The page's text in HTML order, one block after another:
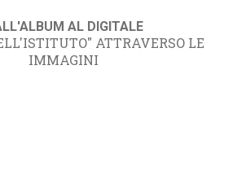
AL DIGITALE
ATTRAVERSO LE
IMMAGINI